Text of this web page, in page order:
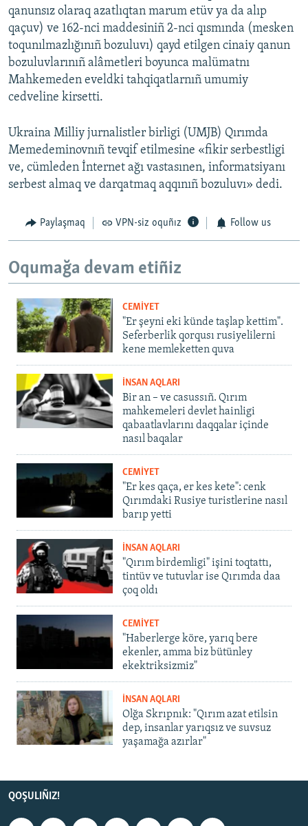
qanunsız olaraq azatlıqtan marum etüv ya da alıp
qaçuv) ve 162-nci maddesiniñ 2-nci qısmında (mesken
toqunılmazlığınıñ bozuluvı) qayd etilgen cinaiy qanun
bozuluvlarınıñ alâmetleri boyunca malümatnı
Mahkemeden eveldki tahqiqatlarnıñ umumiy
cedveline kirsetti.
Ukraina Milliy jurnalistler birligi (UMJB) Qırımda
Memedeminovnıñ tevqif etilmesine «fikir serbestligi
ve, cümleden İnternet ağı vastasınen, informatsiyanı
serbest almaq ve darqatmaq aqqınıñ bozuluvı» dedi.
Paylaşmaq VPN-siz oquñız Follow us
Oqumağa devam etiñiz
CEMİYET
"Er şeyni eki künde taşlap kettim".
Seferberlik qorqusı rusiyelilerni
kene memleketten quva
İNSAN AQLARI
Bir an – ve casussıñ. Qırım
mahkemeleri devlet hainligi
qabaatlavlarını daqqalar içinde
nasıl baqalar
CEMİYET
"Er kes qaça, er kes kete": cenk
Qırımdaki Rusiye turistlerine nasıl
barıp yetti
İNSAN AQLARI
"Qırım birdemligi" işini toqtattı,
tintüv ve tutuvlar ise Qırımda daa
çoq oldı
CEMİYET
"Haberlerge köre, yarıq bere
ekenler, amma biz bütünley
ekektriksizmiz"
İNSAN AQLARI
Olğa Skrıpnık: "Qırım azat etilsin
dep, insanlar yarıqsız ve suvsuz
yaşamağa azırlar"
QOŞULIÑIZ!